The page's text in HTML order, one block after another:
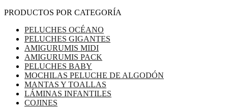
PRODUCTOS POR CATEGORÍA
PELUCHES OCÉANO
PELUCHES GIGANTES
AMIGURUMIS MIDI
AMIGURUMIS PACK
PELUCHES BABY
MOCHILAS PELUCHE DE ALGODÓN
MANTAS Y TOALLAS
LÁMINAS INFANTILES
COJINES